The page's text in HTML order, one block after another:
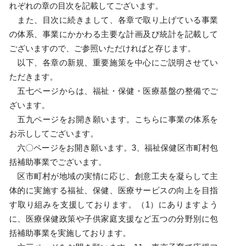
れぞれの章の目次を記載してございます。
また、目次に続きまして、各章で取り上げている事業
の体系、事業にかかわる主要な計画及び統計を記載して
ございますので、ご参照いただければと存じます。
以下、各章の新規、重要施策を中心にご説明させてい
ただきます。
五七ページからは、福祉・保健・医療基盤の整備でご
ざいます。
五九ページをお開き願います。こちらに事業の体系を
お示ししてございます。
六〇ページをお開き願います。3、福祉保健区市町村包
括補助事業でございます。
区市町村が地域の実情に応じ、創意工夫を凝らして主
体的に実施する福祉、保健、医療サービスの向上を目指
す取り組みを支援しております。（1）にありますよう
に、医療保健政策や子供家庭支援など五つの分野別に包
括補助事業を実施しております。